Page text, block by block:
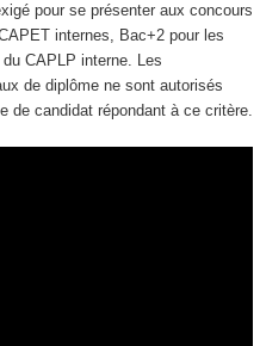
pour se présenter aux concours
internes, Bac+2 pour les
CAPLP interne. Les
de diplôme ne sont autorisés
de candidat répondant à ce critère.